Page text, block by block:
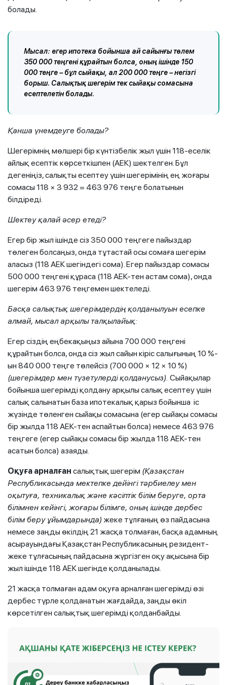
болады.
Мысал: егер ипотека бойынша ай сайынғы төлем
350 000 теңгені құрайтын болса, оның ішінде 150
000 теңге – бұл сыйақы, ал 200 000 теңге – негізгі
борыш. Салықтық шегерім тек сыйақы сомасына
есептелетін болады.
Қанша үнемдеуге болады?
Шегерімнің мөлшері бір күнтізбелік жыл үшін 118-еселік
айлық есептік көрсеткішпен (АЕК) шектелген. Бұл
дегеніңіз, салықты есептеу үшін шегерімінің ең жоғары
сомасы 118 × 3 932 = 463 976 теңге болатынын
білдіреді.
Шектеу қалай әсер етеді?
Егер бір жыл ішінде сіз 350 000 теңгеге пайыздар
төлеген болсаңыз, онда тұтастай осы сомаға шегерім
аласыз (118 АЕК шегіндегі сома). Егер пайыздар сомасы
500 000 теңгені құраса (118 АЕК-тен астам сома), онда
шегерім 463 976 теңгемен шектеледі.
Басқа салықтық шегерімдердің қолданылуын есепке
алмай, мысал арқылы талқылайық:
Егер сіздің еңбекақыңыз айына 700 000 теңгені
құрайтын болса, онда сіз жыл сайын кіріс салығының 10 %-
ын 840 000 теңге төлейсіз (700 000 × 12 × 10 %)
(шегерімдер мен түзетулерді қолданусыз). Сыйақылар
бойынша шегерімді қолдану арқылы салық есептеу үшін
салық салынатын база ипотекалық қарыз бойынша іс
жүзінде төленген сыйақы сомасына (егер сыйақы сомасы
бір жылда 118 АЕК-тен аспайтын болса) немесе 463 976
теңгеге (егер сыйақы сомасы бір жылда 118 АЕК-тен
асатын болса) азаяды.
Оқуға арналған салықтық шегерім (Қазақстан
Республикасында мектепке дейінгі тәрбиелеу мен
оқытуға, техникалық және кәсіптік білім беруге, орта
білімнен кейінгі, жоғары білімге, оның ішінде дербес
білім беру ұйымдарында) жеке тұлғаның өз пайдасына
немесе заңды өкілдің 21 жасқа толмаған, басқа адамның
асырауындағы Қазақстан Республикасының резидент-
жеке тұлғасының пайдасына жүргізген оқу ақысына бір
жыл ішінде 118 АЕК шегінде қолданылады.
21 жасқа толмаған адам оқуға арналған шегерімді өзі
дербес түрле қолданатын жағдайда, заңды өкіл
көрсетілген салықтық шегерімді қолданбайды.